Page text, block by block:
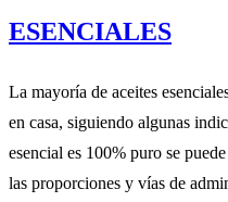
ESENCIALES
La mayoría de aceites
en casa, siguiendo algunas
esencial es 100% puro se
las proporciones y vías de